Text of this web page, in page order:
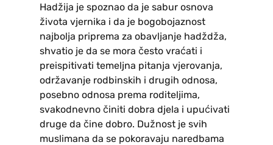
Hadžija je spoznao da je sabur osnova
života vjernika i da je bogobojaznost
najbolja priprema za obavljanje hadždža,
shvatio je da se mora često vraćati i
preispitivati temeljna pitanja vjerovanja,
održavanje rodbinskih i drugih odnosa,
posebno odnosa prema roditeljima,
svakodnevno činiti dobra djela i upućivati
druge da čine dobro. Dužnost je svih
muslimana da se pokoravaju naredbama